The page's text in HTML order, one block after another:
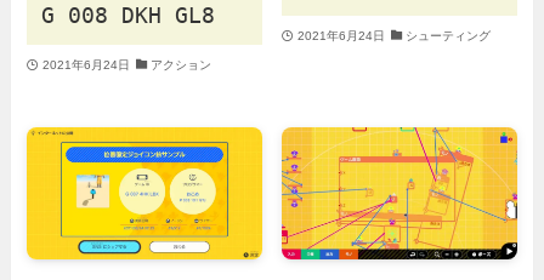
G 008 DKH GL8
2021年6月24日 アクション
2021年6月24日 シューティング